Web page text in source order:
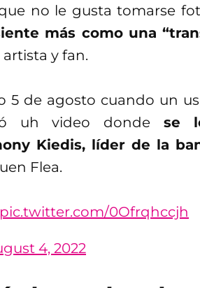
no le gusta tomarse
más como una
y fan.
5 de agosto cuando un
uh video donde se
Kiedis, líder de la
Flea.
pic.twitter.com/0Ofrqhccjh
4, 2022